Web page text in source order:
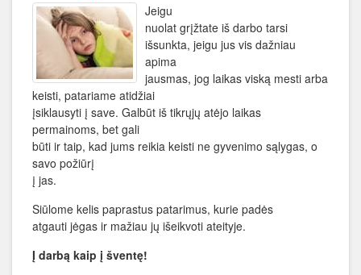
Jeigu
nuolat grįžtate iš darbo tarsi
išsunkta, jeigu jus vis dažniau
apima
jausmas, jog laikas viską mesti arba
keisti, patariame atidžiai
įsiklausyti į save. Galbūt iš tikrųjų atėjo laikas
permainoms, bet gali
būti ir taip, kad jums reikia keisti ne gyvenimo sąlygas, o
savo požiūrį
į jas.
Siūlome kelis paprastus patarimus, kurie padės
atgauti jėgas ir mažiau jų išeikvoti ateityje.
Į darbą kaip į šventę!